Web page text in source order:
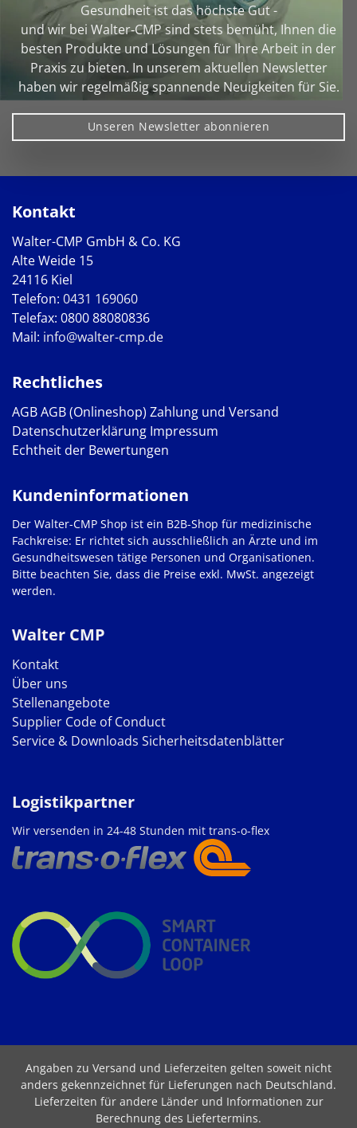
Gesundheit ist das höchste Gut -
und wir bei Walter‑CMP sind stets bemüht, Ihnen die
besten Produkte und Lösungen für Ihre Arbeit in der
Praxis zu bieten. In unserem aktuellen Newsletter
haben wir regelmäßig spannende Neuigkeiten für Sie.
Unseren Newsletter abonnieren
Kontakt
Walter-CMP GmbH & Co. KG
Alte Weide 15
24116 Kiel
Telefon: 0431 169060
Telefax: 0800 88080836
Mail: info@walter-cmp.de
Rechtliches
AGBAGB (Onlineshop) Zahlung und Versand
Datenschutzerklärung Impressum
Echtheit der Bewertungen
Walter CMP
Kontakt
Über uns
Stellenangebote
Supplier Code of Conduct
Service & Downloads Sicherheitsdatenblätter
Kundeninformationen
Der Walter-CMP Shop ist ein B2B-Shop für medizinische
Fachkreise: Er richtet sich ausschließlich an Ärzte und im
Gesundheitswesen tätige Personen und Organisationen.
Bitte beachten Sie, dass die Preise exkl. MwSt. angezeigt
werden.
Logistikpartner
Wir versenden in 24-48 Stunden mit trans-o-flex
Angaben zu Versand und Lieferzeiten gelten soweit nicht
anders gekennzeichnet für Lieferungen nach Deutschland.
Lieferzeiten für andere Länder und Informationen zur
Berechnung des Liefertermins.